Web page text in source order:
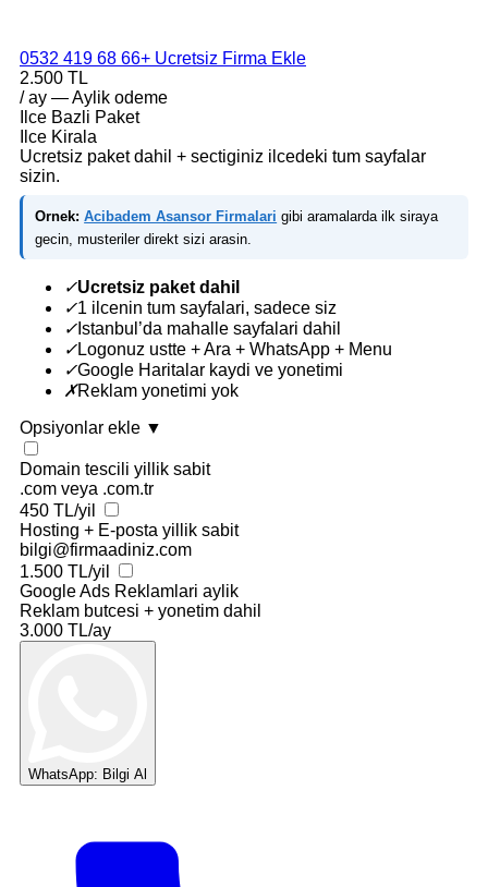
0532 419 68 66+ Ucretsiz Firma Ekle
2.500 TL
/ ay — Aylik odeme
Ilce Bazli Paket
Ilce Kirala
Ucretsiz paket dahil + sectiginiz ilcedeki tum sayfalar
sizin.
Ornek: Acibadem Asansor Firmalari gibi aramalarda ilk siraya
gecin, musteriler direkt sizi arasin.
✓Ucretsiz paket dahil
✓1 ilcenin tum sayfalari, sadece siz
✓ Istanbul’da mahalle sayfalari dahil
✓Logonuz ustte + Ara + WhatsApp + Menu
✓Google Haritalar kaydi ve yonetimi
✗Reklam yonetimi yok
Opsiyonlar ekle ▼
Domain tescili yillik sabit
.com veya .com.tr
450 TL/yil
Hosting + E-posta yillik sabit
bilgi@firmaadiniz.com
1.500 TL/yil
Google Ads Reklamlari aylik
Reklam butcesi + yonetim dahil
3.000 TL/ay
WhatsApp: Bilgi Al